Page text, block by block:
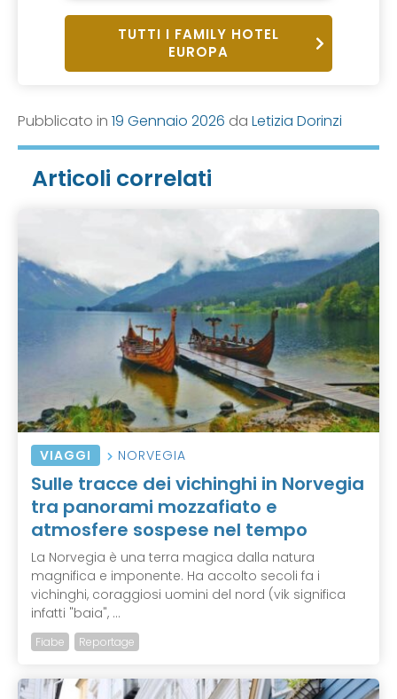
TUTTI I FAMILY HOTEL
EUROPA
Pubblicato in 19 Gennaio 2026 da Letizia Dorinzi
Articoli correlati
VIAGGI NORVEGIA
Sulle tracce dei vichinghi in Norvegia
tra panorami mozzafiato e
atmosfere sospese nel tempo
La Norvegia è una terra magica dalla natura
magnifica e imponente. Ha accolto secoli fa i
vichinghi, coraggiosi uomini del nord (vik significa
infatti "baia", ...
Fiabe Reportage